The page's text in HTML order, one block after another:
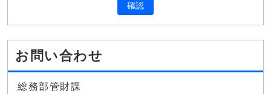
確認
お問い合わせ
総務部管財課